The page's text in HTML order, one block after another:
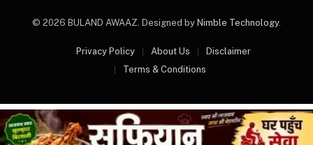
© 2026 BULAND AWAAZ. Designed by Nimble Technology.
Privacy Policy About Us
Disclaimer
Terms & Conditions